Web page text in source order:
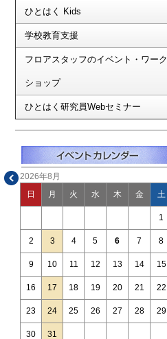
ひとはく Kids
学校教育支援
フロアスタッフのイベント・ワーク
ショップ
ひとはく研究員Webセミナー
2026年8月
日 月 火 水 木 金 土
1
2 3 4 5 6 7 8
9 10 11 12 13 14 15
16 17 18 19 20 21 22
23 24 25 26 27 28 29
30 31